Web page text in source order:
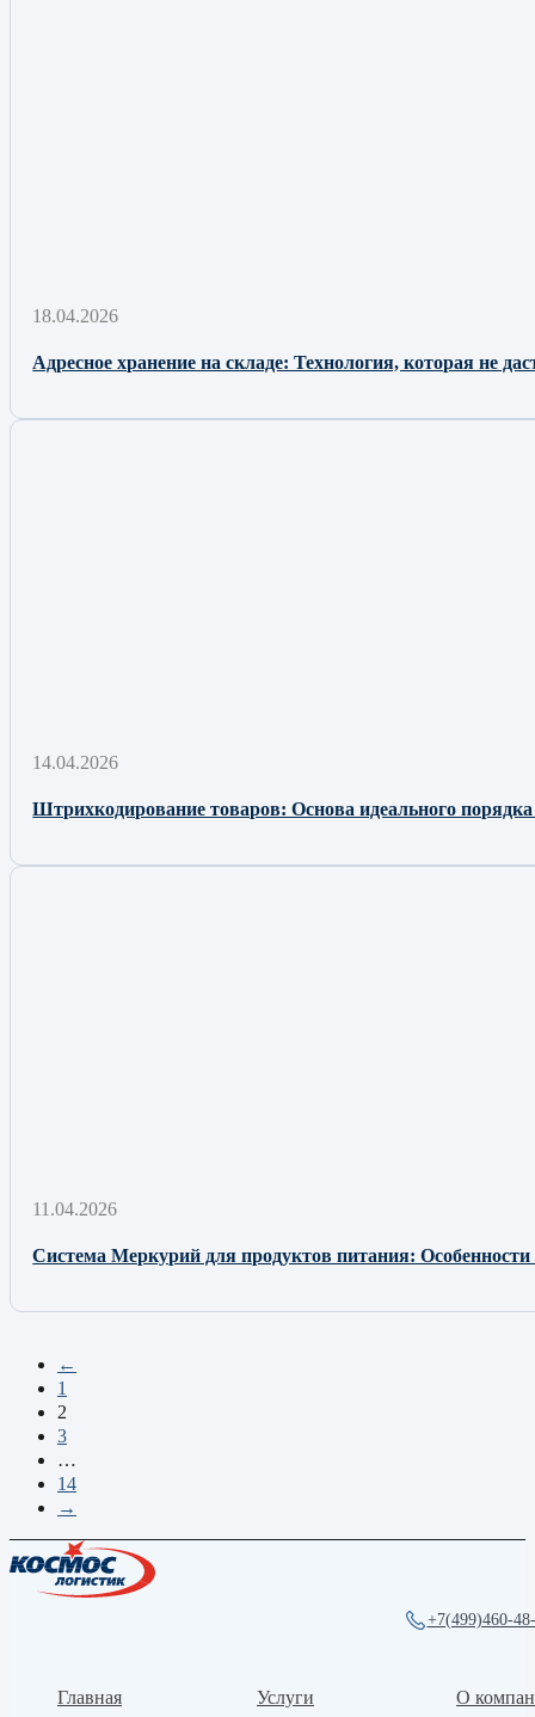
18.04.2026
Адресное хранение на складе: Технология, которая не
14.04.2026
Штрихкодирование товаров: Основа идеального порядка
11.04.2026
Система Меркурий для продуктов питания:
←
1
2
3
…
14
→
+7(499)460-
Главная Услуги О